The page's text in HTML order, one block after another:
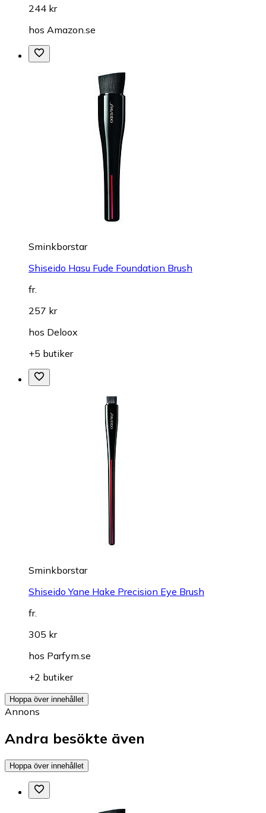
244 kr
hos Amazon.se
Sminkborstar
Shiseido Hasu Fude Foundation Brush
fr.
257 kr
hos Deloox
+5 butiker
Sminkborstar
Shiseido Yane Hake Precision Eye Brush
fr.
305 kr
hos Parfym.se
+2 butiker
Hoppa över innehållet
Annons
Andra besökte även
Hoppa över innehållet